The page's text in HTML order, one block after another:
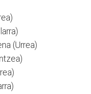
(Urrea)